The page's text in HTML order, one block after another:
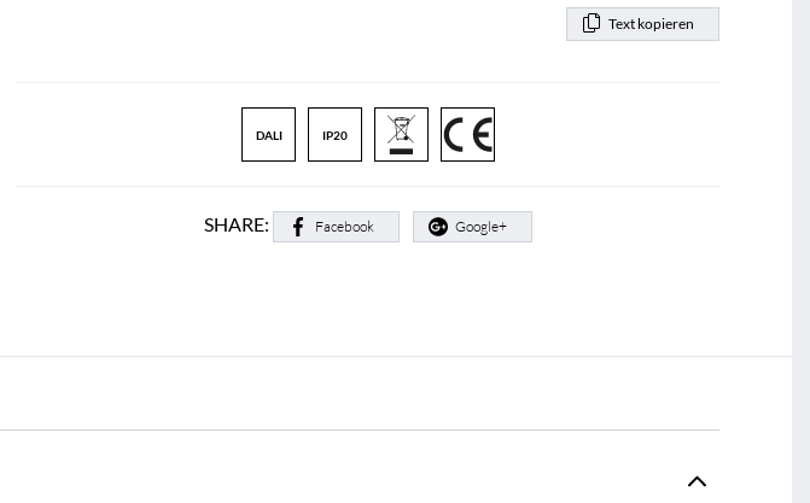
Text kopieren
DALI IP20
SHARE: Facebook Google+